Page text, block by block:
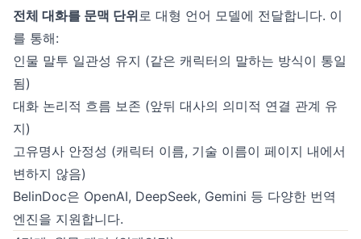
전체 대화를 문맥 단위로 대형 언어 모델에 전달합니다. 이
를 통해:
인물 말투 일관성 유지 (같은 캐릭터의 말하는 방식이 통일
됨)
대화 논리적 흐름 보존 (앞뒤 대사의 의미적 연결 관계 유
지)
고유명사 안정성 (캐릭터 이름, 기술 이름이 페이지 내에서
변하지 않음)
BelinDoc은 OpenAI, DeepSeek, Gemini 등 다양한 번역
엔진을 지원합니다.